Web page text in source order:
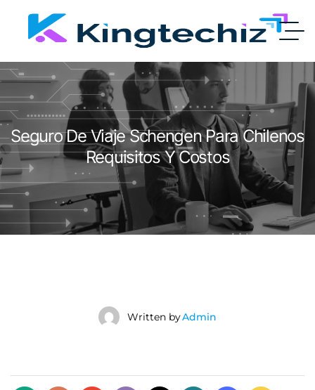
Seguro De Viaje Schengen Para Chilenos
Requisitos Y Costos
Written byAdmin